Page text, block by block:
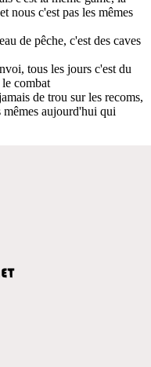
nous c'est pas les mêmes
de pêche, c'est des caves
tous les jours c'est du
combat
de trou sur les recoms,
mêmes aujourd'hui qui